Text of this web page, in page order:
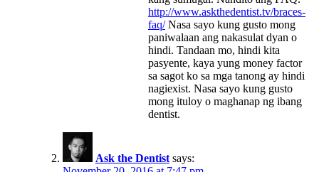
http://www.askthedentist.tv/braces-
faq/Nasa sayo kung gusto mong
paniwalaan ang nakasulat dyan o
hindi. Tandaan mo, hindi kita
pasyente, kaya yung money factor
sa sagot ko sa mga tanong ay hindi
nagiexist. Nasa sayo kung gusto
mong ituloy o maghanap ng ibang
dentist.
Ask the Dentist says: